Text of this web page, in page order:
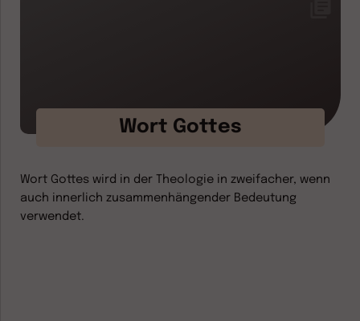
Wort Gottes
Wort Gottes wird in der Theologie in zweifacher, wenn
auch innerlich zusammenhängender Bedeutung
verwendet.